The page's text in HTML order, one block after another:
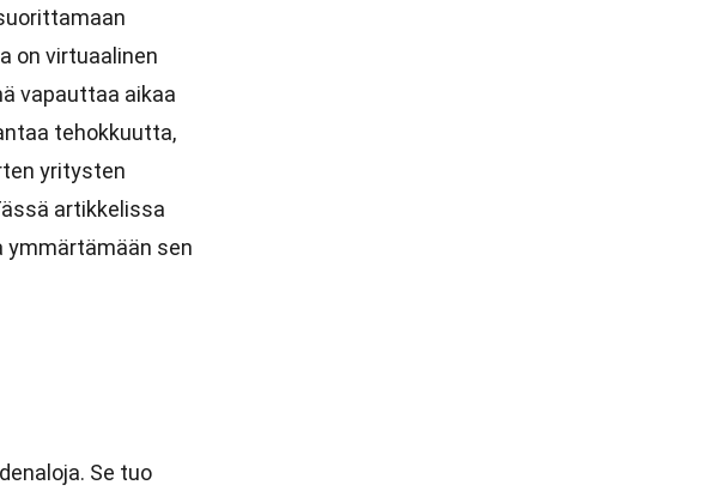
on virtuaalinen
vapauttaa aikaa
tehokkuutta,
yritysten
artikkelissa
ymmärtämään sen
Se tuo